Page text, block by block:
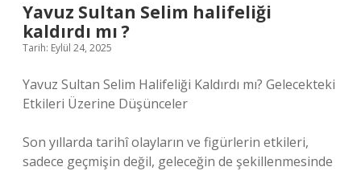
Yavuz Sultan Selim halifeliği
kaldırdı mı ?
Tarih: Eylül 24, 2025
Yavuz Sultan Selim Halifeliği Kaldırdı mı? Gelecekteki
Etkileri Üzerine Düşünceler
Son yıllarda tarihî olayların ve figürlerin etkileri,
sadece geçmişin değil, geleceğin de şekillenmesinde